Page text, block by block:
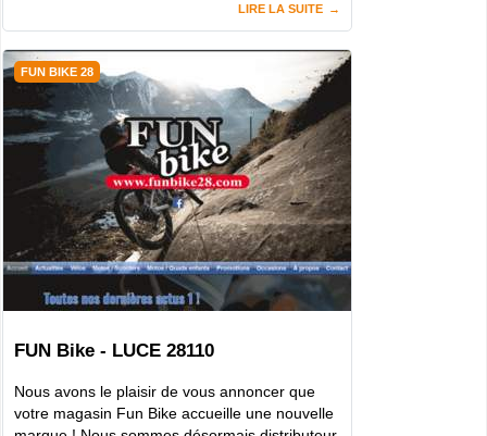
LIRE LA SUITE
FUN BIKE 28
FUN Bike - LUCE 28110
Nous avons le plaisir de vous annoncer que
votre magasin Fun Bike accueille une nouvelle